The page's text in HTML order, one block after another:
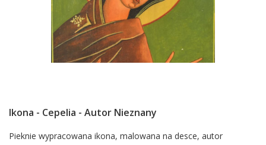
Ikona - Cepelia - Autor Nieznany
Card
Pieknie wypracowana ikona, malowana na desce, autor